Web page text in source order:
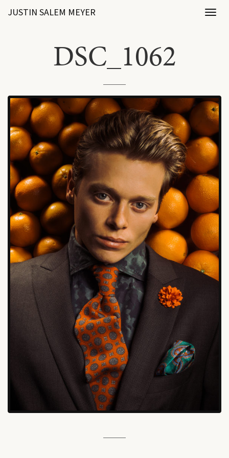
JUSTIN SALEM MEYER
DSC_1062